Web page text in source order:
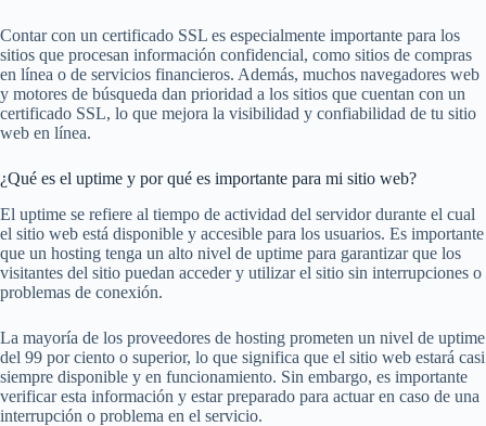
Contar con un certificado SSL es especialmente importante para los
sitios que procesan información confidencial, como sitios de compras
en línea o de servicios financieros. Además, muchos navegadores web
y motores de búsqueda dan prioridad a los sitios que cuentan con un
certificado SSL, lo que mejora la visibilidad y confiabilidad de tu sitio
web en línea.
¿Qué es el uptime y por qué es importante para mi sitio web?
El uptime se refiere al tiempo de actividad del servidor durante el cual
el sitio web está disponible y accesible para los usuarios. Es importante
que un hosting tenga un alto nivel de uptime para garantizar que los
visitantes del sitio puedan acceder y utilizar el sitio sin interrupciones o
problemas de conexión.
La mayoría de los proveedores de hosting prometen un nivel de uptime
del 99 por ciento o superior, lo que significa que el sitio web estará casi
siempre disponible y en funcionamiento. Sin embargo, es importante
verificar esta información y estar preparado para actuar en caso de una
interrupción o problema en el servicio.